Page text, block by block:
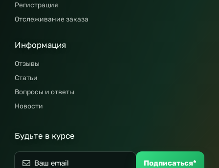
Регистрация
Отслеживание заказа
Информация
Отзывы
Статьи
Вопросы и ответы
Новости
Будьте в курсе
Подписаться*